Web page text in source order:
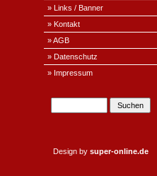
» Links / Banner
» Kontakt
» AGB
» Datenschutz
» Impressum
Design by super-online.de